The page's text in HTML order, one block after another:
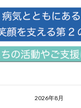
2026年8月